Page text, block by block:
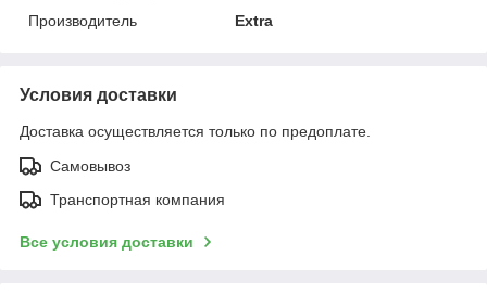
Производитель
Extra
Условия доставки
Доставка осуществляется только по предоплате.
Самовывоз
Транспортная компания
Все условия доставки